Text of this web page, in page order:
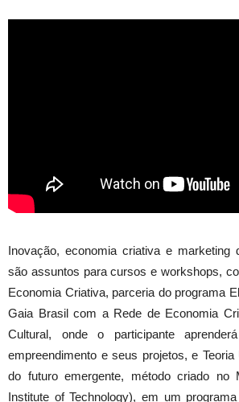
Inovação, economia criativa e marketing
são assuntos para cursos e workshops,
Economia Criativa, parceria do programa
Gaia Brasil com a Rede de Economia
Cultural, onde o participante
empreendimento e seus projetos, e
do futuro emergente, método criado no
Institute of Technology), em um